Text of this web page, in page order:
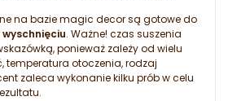
na bazie magic decor są gotowe do
. Ważne! czas suszenia
ponieważ zależy od wielu
temperatura otoczenia, rodzaj
zaleca wykonanie kilku prób w celu